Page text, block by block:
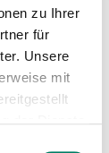
zu Ihrer
für
Unsere
mit
Abo auf
aus.